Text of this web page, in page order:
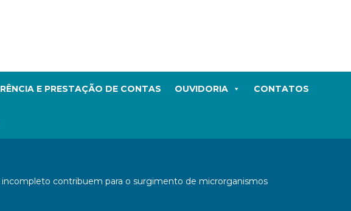
E PRESTAÇÃO DE CONTAS OUVIDORIA CONTATOS
contribuem para o surgimento de microrganismos